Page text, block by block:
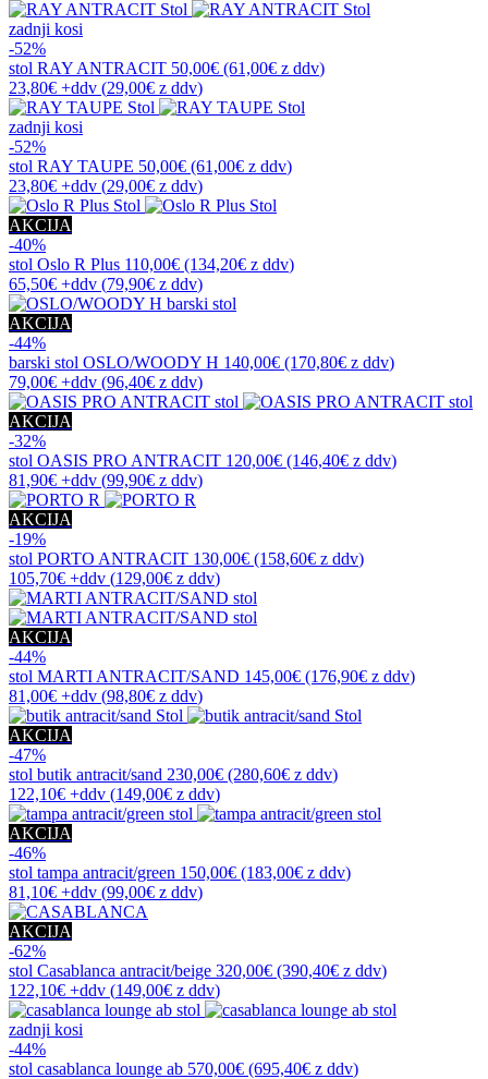
zadnji kosi
-52%
stol RAY ANTRACIT 50,00€ (61,00€ z ddv)
23,80€ +ddv (29,00€ z ddv)
zadnji kosi
-52%
stol RAY TAUPE 50,00€ (61,00€ z ddv)
23,80€ +ddv (29,00€ z ddv)
AKCIJA
-40%
stol Oslo R Plus 110,00€ (134,20€ z ddv)
65,50€ +ddv (79,90€ z ddv)
AKCIJA
-44%
barski stol OSLO/WOODY H 140,00€ (170,80€ z ddv)
79,00€ +ddv (96,40€ z ddv)
AKCIJA
-32%
stol OASIS PRO ANTRACIT 120,00€ (146,40€ z ddv)
81,90€ +ddv (99,90€ z ddv)
AKCIJA
-19%
stol PORTO ANTRACIT 130,00€ (158,60€ z ddv)
105,70€ +ddv (129,00€ z ddv)
AKCIJA
-44%
stol MARTI ANTRACIT/SAND 145,00€ (176,90€ z ddv)
81,00€ +ddv (98,80€ z ddv)
AKCIJA
-47%
stol butik antracit/sand 230,00€ (280,60€ z ddv)
122,10€ +ddv (149,00€ z ddv)
AKCIJA
-46%
stol tampa antracit/green 150,00€ (183,00€ z ddv)
81,10€ +ddv (99,00€ z ddv)
AKCIJA
-62%
stol Casablanca antracit/beige 320,00€ (390,40€ z ddv)
122,10€ +ddv (149,00€ z ddv)
zadnji kosi
-44%
stol casablanca lounge ab 570,00€ (695,40€ z ddv)